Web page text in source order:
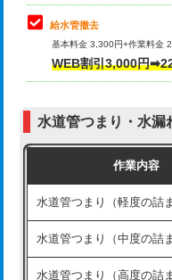
マス交換（深さ50㎝以上）
コンクリート斫り（厚さ
モルタル補修（厚さ10㎝
洗面台設置
化粧台設置
その他部品の脱着
交換・取付（タンク）
式）)
式・ワンホール）)
交換・取付(排水栓・排水
給水管撤去
基本料金 3,300円+作業料金
WEB割引3,000円
水道管つまり・水漏
作業内容
水道管つまり（軽度の詰
水道管つまり（中度の詰
水道管つまり（高度の詰